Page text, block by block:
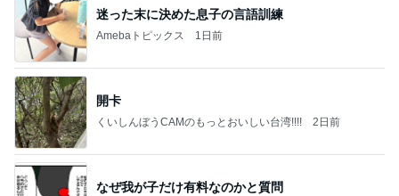
迷った末に決めた息子の言語訓練
Amebaトピックス 1日前
開卡
くいしんぼうCAMのもっとおいしい台湾!!!! 2日前
なぜ我が子だけ有料なのかと質問